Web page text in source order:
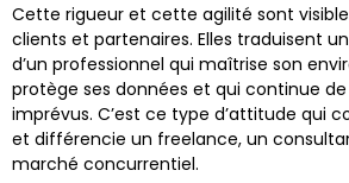
Cette rigueur et cette agilité sont
clients et partenaires. Elles traduisent
d’un professionnel qui maîtrise son
protège ses données et qui continue
imprévus. C’est ce type d’attitude qui
et différencie un freelance, un
marché concurrentiel.